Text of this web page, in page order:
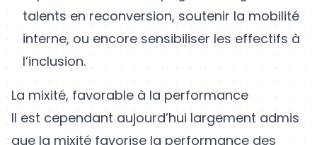
talents en reconversion, soutenir la mobilité
interne, ou encore sensibiliser les effectifs à
l’inclusion.
La mixité, favorable à la performance
Il est cependant aujourd’hui largement admis
que la mixité favorise la performance des